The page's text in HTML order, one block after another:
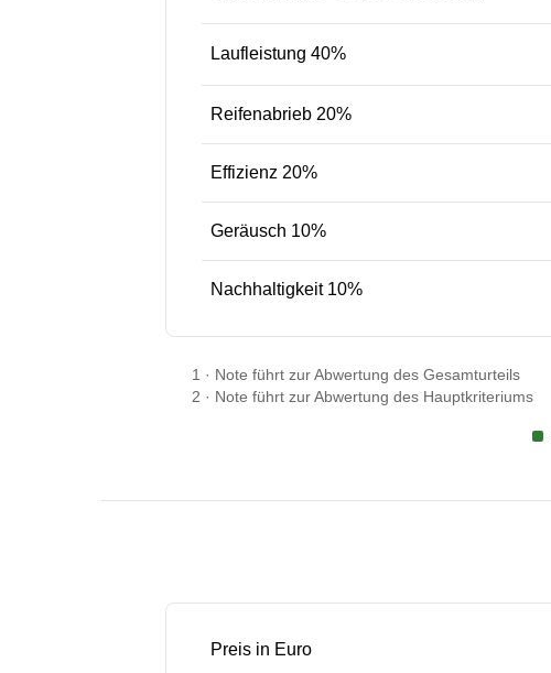
Laufleistung 40%
Reifenabrieb 20%
Effizienz 20%
Geräusch 10%
Nachhaltigkeit 10%
1 · Note führt zur Abwertung des Gesamturteils
2 · Note führt zur Abwertung des Hauptkriteriums
Preis in Euro